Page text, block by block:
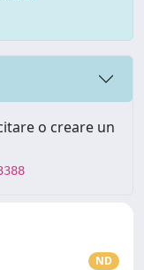
o creare un
ND